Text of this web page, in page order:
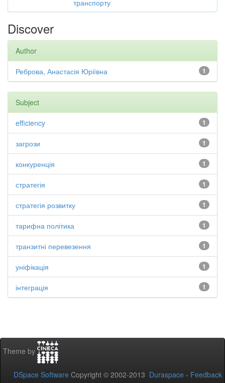
транспорту
Discover
Author
1
Реброва, Анастасія Юріївна
Subject
1
efficiency
1
загрози
1
конкуренція
1
стратегія
1
стратегія розвитку
1
тарифна політика
1
транзитні перевезення
1
уніфікація
1
інтеграція
Theme by
DSpace Software Copyright © 2002-2013 Duraspace - Feedback